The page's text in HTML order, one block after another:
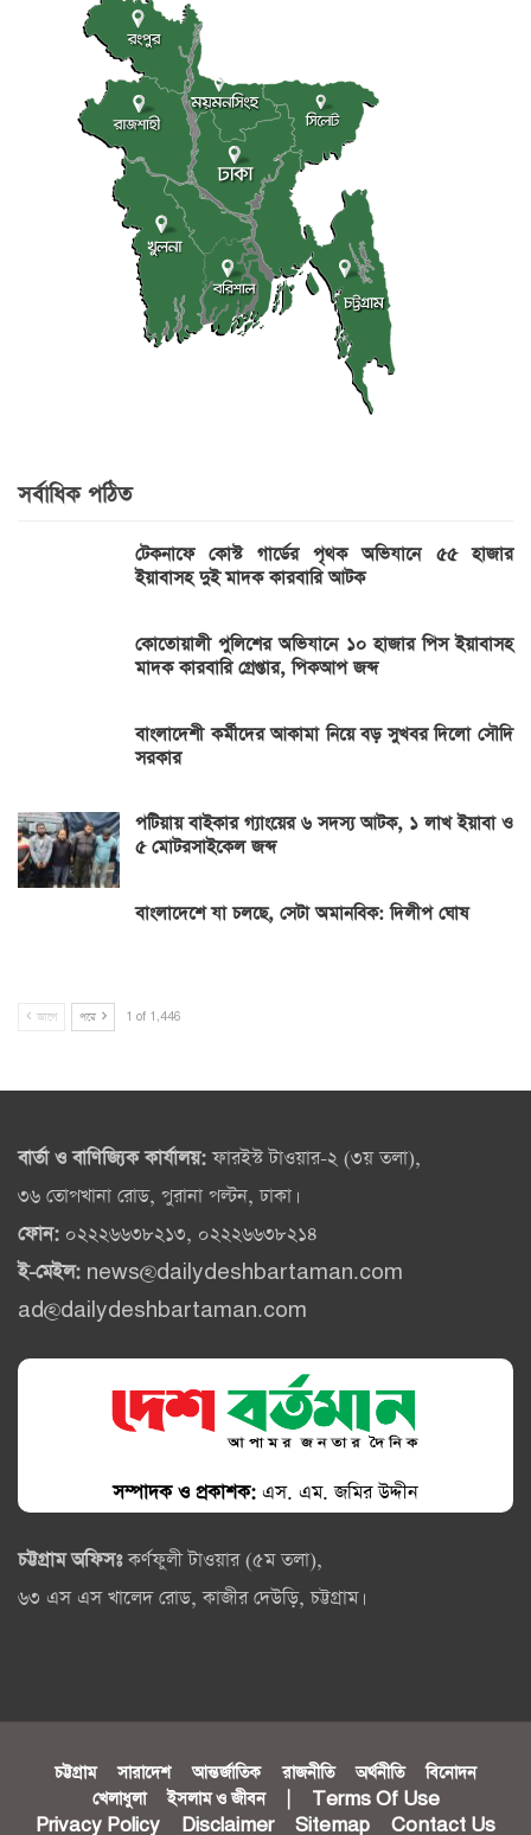
সর্বাধিক পঠিত
টেকনাফে কোস্ট গার্ডের পৃথক অভিযানে ৫৫ হাজার
ইয়াবাসহ দুই মাদক কারবারি আটক
কোতোয়ালী পুলিশের অভিযানে ১০ হাজার পিস ইয়াবাসহ
মাদক কারবারি গ্রেপ্তার, পিকআপ জব্দ
বাংলাদেশী কর্মীদের আকামা নিয়ে বড় সুখবর দিলো সৌদি
সরকার
পটিয়ায় বাইকার গ্যাংয়ের ৬ সদস্য আটক, ১ লাখ ইয়াবা ও
৫ মোটরসাইকেল জব্দ
বাংলাদেশে যা চলছে, সেটা অমানবিক: দিলীপ ঘোষ
আগে পরে 1 of 1,446
বার্তা ও বাণিজ্যিক কার্যালয়:ফারইস্ট টাওয়ার-২ (৩য় তলা),
৩৬ তোপখানা রোড, পুরানা পল্টন, ঢাকা।
ফোন: ০২২২৬৬৩৮২১৩, ০২২২৬৬৩৮২১৪
ই-মেইল: news@dailydeshbartaman.com
ad@dailydeshbartaman.com
সম্পাদক ও প্রকাশক: এস. এম. জমির উদ্দীন
চট্টগ্রাম অফিসঃকর্ণফুলী টাওয়ার (৫ম তলা),
৬৩ এস এস খালেদ রোড, কাজীর দেউড়ি, চট্টগ্রাম।
চট্টগ্রাম সারাদেশ আন্তর্জাতিক রাজনীতি অর্থনীতি
বিনোদন
খেলাধুলা
ইসলাম ও জীবন
Terms Of Use
Privacy Policy
Disclaimer Sitemap Contact Us